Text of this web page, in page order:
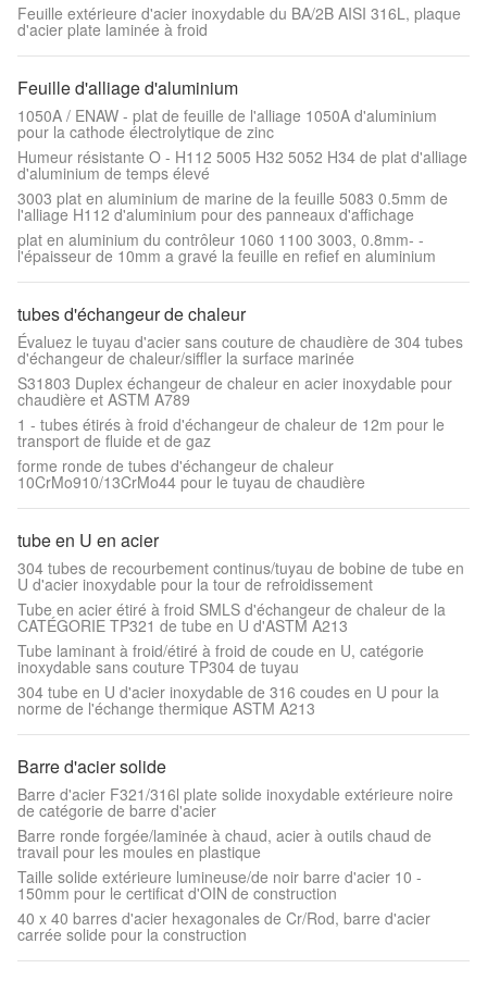
Feuille extérieure d'acier inoxydable du BA/2B AISI 316L, plaque
d'acier plate laminée à froid
Feuille d'alliage d'aluminium
1050A / ENAW - plat de feuille de l'alliage 1050A d'aluminium
pour la cathode électrolytique de zinc
Humeur résistante O - H112 5005 H32 5052 H34 de plat d'alliage
d'aluminium de temps élevé
3003 plat en aluminium de marine de la feuille 5083 0.5mm de
l'alliage H112 d'aluminium pour des panneaux d'affichage
plat en aluminium du contrôleur 1060 1100 3003, 0.8mm- -
l'épaisseur de 10mm a gravé la feuille en refief en aluminium
tubes d'échangeur de chaleur
Évaluez le tuyau d'acier sans couture de chaudière de 304 tubes
d'échangeur de chaleur/siffler la surface marinée
S31803 Duplex échangeur de chaleur en acier inoxydable pour
chaudière et ASTM A789
1 - tubes étirés à froid d'échangeur de chaleur de 12m pour le
transport de fluide et de gaz
forme ronde de tubes d'échangeur de chaleur
10CrMo910/13CrMo44 pour le tuyau de chaudière
tube en U en acier
304 tubes de recourbement continus/tuyau de bobine de tube en
U d'acier inoxydable pour la tour de refroidissement
Tube en acier étiré à froid SMLS d'échangeur de chaleur de la
CATÉGORIE TP321 de tube en U d'ASTM A213
Tube laminant à froid/étiré à froid de coude en U, catégorie
inoxydable sans couture TP304 de tuyau
304 tube en U d'acier inoxydable de 316 coudes en U pour la
norme de l'échange thermique ASTM A213
Barre d'acier solide
Barre d'acier F321/316l plate solide inoxydable extérieure noire
de catégorie de barre d'acier
Barre ronde forgée/laminée à chaud, acier à outils chaud de
travail pour les moules en plastique
Taille solide extérieure lumineuse/de noir barre d'acier 10 -
150mm pour le certificat d'OIN de construction
40 x 40 barres d'acier hexagonales de Cr/Rod, barre d'acier
carrée solide pour la construction